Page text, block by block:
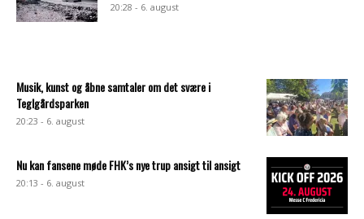
20:28 - 6. august
Musik, kunst og åbne samtaler om det svære i
Teglgårdsparken
20:23 - 6. august
Nu kan fansene møde FHK’s nye trup ansigt til ansigt
20:13 - 6. august